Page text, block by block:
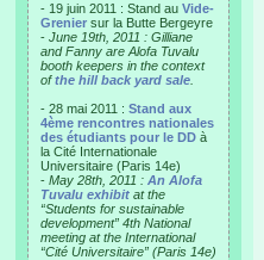
- 19 juin 2011 : Stand au Vide-
Grenier sur la Butte Bergeyre
- June 19th, 2011 : Gilliane
and Fanny are Alofa Tuvalu
booth keepers in the context
ofthe hill back yard sale
- 28 mai 2011 : Stand aux
4ème rencontres nationales
des étudiants pour le DD à
la Cité Internationale
Universitaire (Paris 14e)
- May 28th, 2011 : An Alofa
Tuvalu exhibit at the
“Students for sustainable
development” 4th National
meeting at the International
“Cité Universitaire” (Paris 14e)